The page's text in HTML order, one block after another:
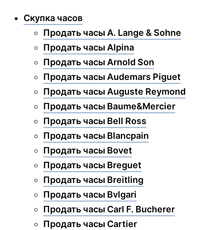
Скупка часов
Продать часы A. Lange & Sohne
Продать часы Alpina
Продать часы Arnold Son
Продать часы Audemars Piguet
Продать часы Auguste Reymond
Продать часы Baume&Mercier
Продать часы Bell Ross
Продать часы Blancpain
Продать часы Bovet
Продать часы Breguet
Продать часы Breitling
Продать часы Bvlgari
Продать часы Carl F. Bucherer
Продать часы Cartier